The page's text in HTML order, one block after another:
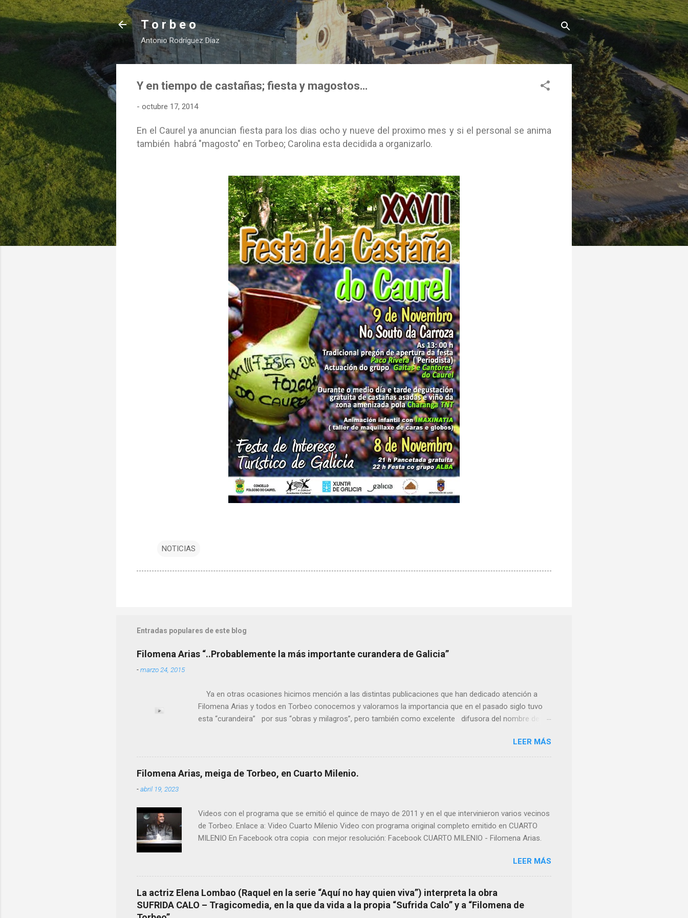
Ir al contenido principal
T o r b e o
Antonio Rodríguez Díaz
Y en tiempo de castañas; fiesta y magostos…
- octubre 17, 2014
En el Caurel ya anuncian fiesta para los dias ocho y nueve del proximo mes y si el personal se anima
también habrá "magosto" en Torbeo; Carolina esta decidida a organizarlo.
NOTICIAS
Entradas populares de este blog
Filomena Arias “..Probablemente la más importante curandera de Galicia”
-marzo 24, 2015
Ya en otras ocasiones hicimos mención a las distintas publicaciones que han dedicado atención a
Filomena Arias y todos en Torbeo conocemos y valoramos la importancia que en el pasado siglo tuvo
esta “curandeira” por sus “obras y milagros”, pero también como excelente difusora del nombre de
más importante curandera de Galicia” . En esta ocasión retomamos el tema para hacer mención a
ANTON PATIÑO REGUEIRA (ya fallecido) cuyo empeño por estudiar y dar a conocer a esta “sabia” y por
ende a Torbeo no le fue nunca suficientemente reconocido. También reproducimos integro el articulo
que en el año 2000 publico Ángel Arnaiz recogiendo información de primera mano que le suministraron
LEER MÁS
Filomena Arias, meiga de Torbeo, en Cuarto Milenio.
-abril 19, 2023
Videos con el programa que se emitió el quince de mayo de 2011 y en el que intervinieron varios vecinos
de Torbeo. Enlace a: Video Cuarto Milenio Video con programa original completo emitido en CUARTO
MILENIO En Facebook otra copia con mejor resolución: Facebook CUARTO MILENIO - Filomena Arias.
LEER MÁS
La actriz Elena Lombao (Raquel en la serie “Aquí no hay quien viva”) interpreta la obra
SUFRIDA CALO – Tragicomedia, en la que da vida a la propia “Sufrida Calo” y a “Filomena de